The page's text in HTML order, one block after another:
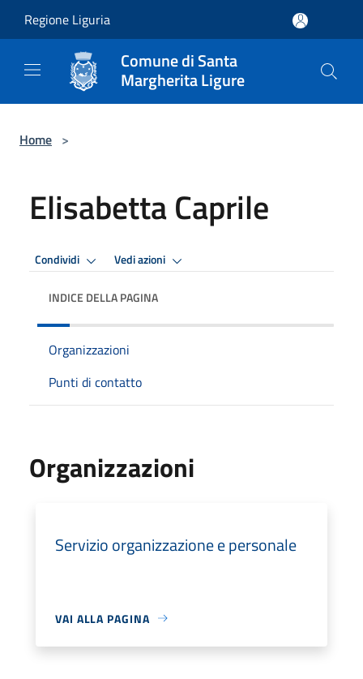
Regione Liguria
Comune di Santa
Margherita Ligure
Home >
Elisabetta Caprile
Condividi Vedi azioni
INDICE DELLA PAGINA
Organizzazioni
Punti di contatto
Organizzazioni
Servizio organizzazione e personale
VAI ALLA PAGINA